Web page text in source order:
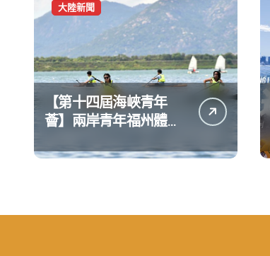
大陸新聞
【第十四屆海峽青年
薈】兩岸青年福州體驗